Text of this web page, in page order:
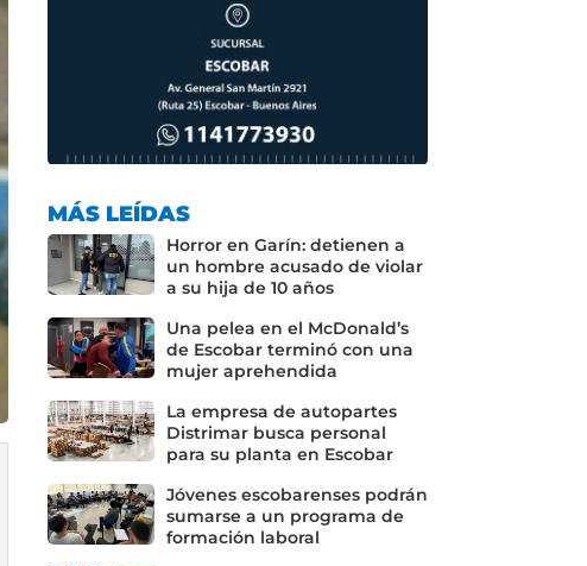
MÁS LEÍDAS
Horror en Garín: detienen a
un hombre acusado de violar
a su hija de 10 años
Una pelea en el McDonald’s
de Escobar terminó con una
mujer aprehendida
La empresa de autopartes
Distrimar busca personal
para su planta en Escobar
Jóvenes escobarenses podrán
sumarse a un programa de
formación laboral